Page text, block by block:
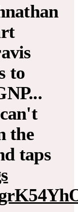
to
the
taps